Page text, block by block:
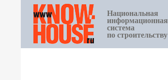
Национальная
информационная
система
по строительству